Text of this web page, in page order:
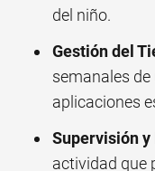
del niño.
Gestión del
semanales
aplicaciones
Supervisión y
actividad que